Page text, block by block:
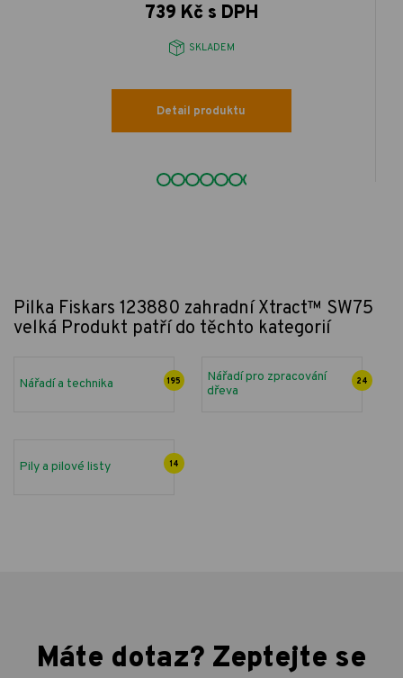
739 Kč s DPH
SKLADEM
Detail produktu
Pilka Fiskars 123880 zahradní Xtract™ SW75
velká Produkt patří do těchto kategorií
Nářadí a technika 195
Nářadí pro zpracování
dřeva
24
Pily a pilové listy 14
Máte dotaz? Zeptejte se